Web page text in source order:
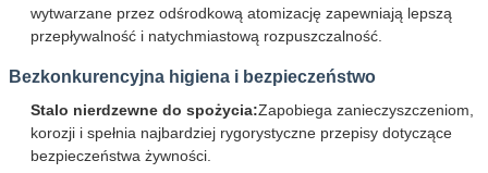
wytwarzane przez odśrodkową atomizację zapewniają lepszą
przepływalność i natychmiastową rozpuszczalność.
Bezkonkurencyjna higiena i bezpieczeństwo
Stalo nierdzewne do spożycia:Zapobiega zanieczyszczeniom,
korozji i spełnia najbardziej rygorystyczne przepisy dotyczące
bezpieczeństwa żywności.